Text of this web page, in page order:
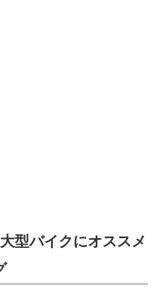
型バイクにオススメ